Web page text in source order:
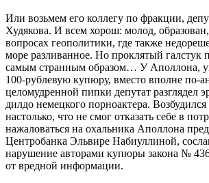
Или возьмем его коллегу по фракции,
Худякова. И всем хорош: молод,
вопросах геополитики, где также
море разливанное. Но проклятый галстук
самым странным образом… У Аполлона,
100-рублевую купюру, вместо вполне по-
целомудренной пипки депутат разглядел
дилдо немецкого порноактера. Возбудился
настолько, что не смог отказать себе в
нажаловаться на охальника Аполлона
Центробанка Эльвире Набиуллиной,
нарушение авторами купюры закона №
от вредной информации.